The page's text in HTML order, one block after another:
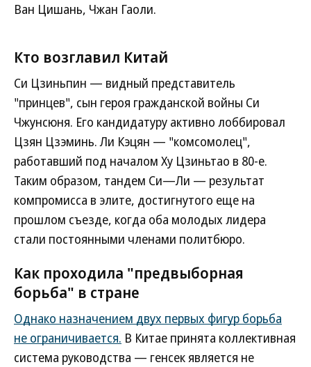
Ван Цишань, Чжан Гаоли.
Кто возглавил Китай
Си Цзиньпин — видный представитель
"принцев", сын героя гражданской войны Си
Чжунсюня. Его кандидатуру активно лоббировал
Цзян Цзэминь. Ли Кэцян — "комсомолец",
работавший под началом Ху Цзиньтао в 80-е.
Таким образом, тандем Си—Ли — результат
компромисса в элите, достигнутого еще на
прошлом съезде, когда оба молодых лидера
стали постоянными членами политбюро.
Как проходила "предвыборная
борьба" в стране
Однако назначением двух первых фигур борьба
не ограничивается. В Китае принята коллективная
система руководства — генсек является не